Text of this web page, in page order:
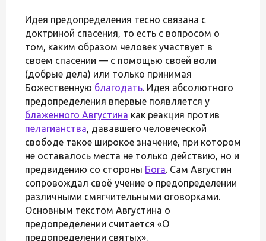
Идея предопределения тесно связана с
доктриной спасения, то есть с вопросом о
том, каким образом человек участвует в
своем спасении — с помощью своей воли
(добрые дела) или только принимая
Божественную благодать. Идея абсолютного
предопределения впервые появляется у
блаженного Августина как реакция против
пелагианства, дававшего человеческой
свободе такое широкое значение, при котором
не оставалось места не только действию, но и
предвидению со стороны Бога. Сам Августин
сопровождал своё учение о предопределении
различными смягчительными оговорками.
Основным текстом Августина о
предопределении считается «О
предопределении святых».